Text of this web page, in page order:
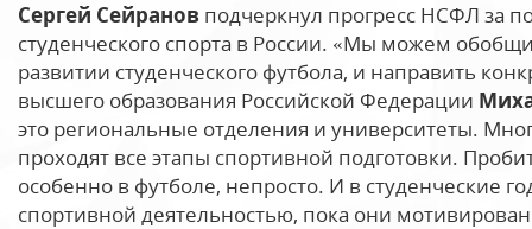
Сергей Сейранов подчеркнул прогресс НСФЛ за
студенческого спорта в России. «Мы можем
развитии студенческого футбола, и направить
высшего образования Российской Федерации
это региональные отделения и университеты.
проходят все этапы спортивной подготовки.
особенно в футболе, непросто. И в студенческие
спортивной деятельностью, пока они